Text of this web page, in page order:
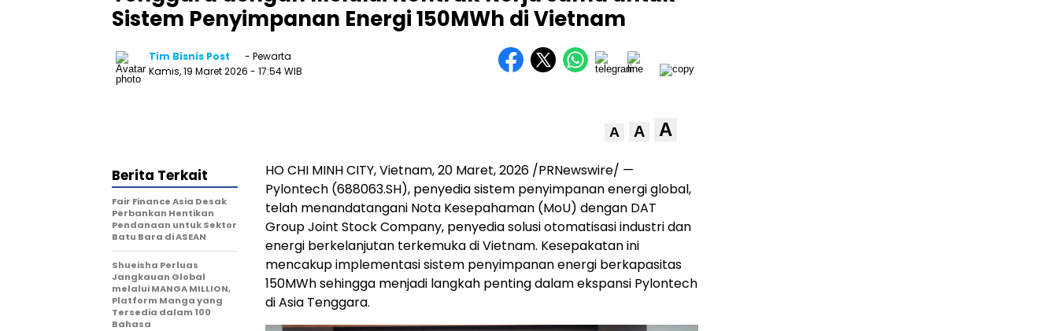
Sistem Penyimpanan Energi 150MWh di Vietnam
Tim Bisnis Post
- Pewarta
Kamis, 19 Maret 2026 - 17:54 WIB
A A A
HO CHI MINH CITY, Vietnam,20 Maret, 2026 /PRNewswire/ —
Pylontech (688063.SH), penyedia sistem penyimpanan energi global,
telah menandatangani Nota Kesepahaman (MoU) dengan DAT
Group Joint Stock Company, penyedia solusi otomatisasi industri dan
energi berkelanjutan terkemuka di Vietnam. Kesepakatan ini
mencakup implementasi sistem penyimpanan energi berkapasitas
150MWh sehingga menjadi langkah penting dalam ekspansi Pylontech
di Asia Tenggara.
Berita Terkait
Fair Finance Asia Desak
Perbankan Hentikan
Pendanaan untuk Sektor
Batu Bara di ASEAN
Shueisha Perluas
Jangkauan Global
melalui MANGA MILLION,
Platform Manga yang
Tersedia dalam 100
Bahasa